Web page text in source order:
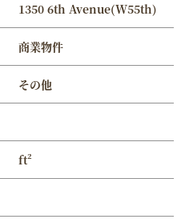
1350 6th Avenue(W55th)
商業物件
その他
ft²